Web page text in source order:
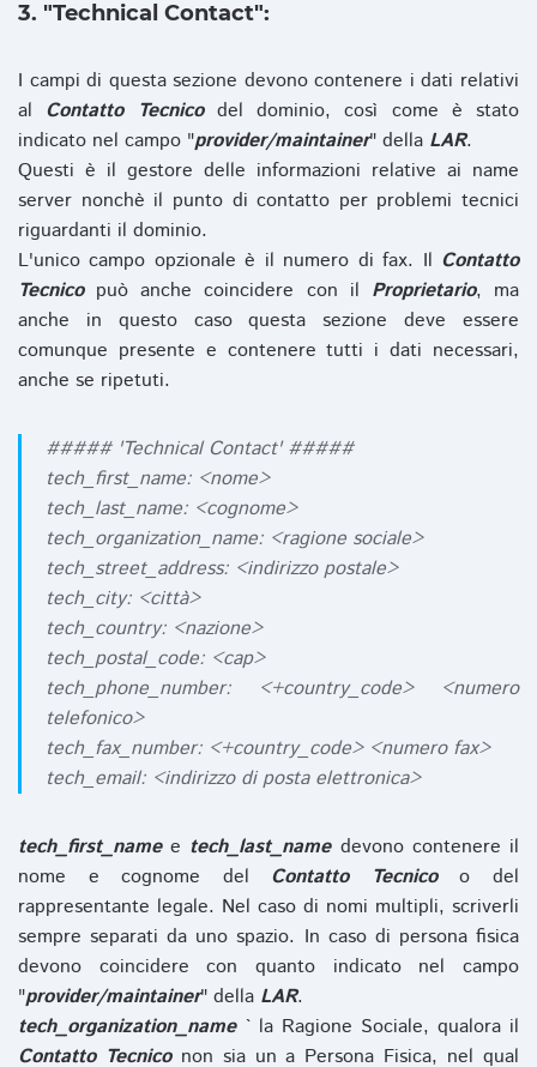
3. "Technical Contact":
I campi di questa sezione devono contenere i dati relativi
al Contatto Tecnicodel dominio, così come è stato
indicato nel campo "provider/maintainer" della LAR.
Questi è il gestore delle informazioni relative ai name
server nonchè il punto di contatto per problemi tecnici
riguardanti il dominio.
L'unico campo opzionale è il numero di fax. Il Contatto
Tecnicopuò anche coincidere con il Proprietario, ma
anche in questo caso questa sezione deve essere
comunque presente e contenere tutti i dati necessari,
anche se ripetuti.
##### 'Technical Contact' #####
tech_first_name: <nome>
tech_last_name: <cognome>
tech_organization_name: <ragione sociale>
tech_street_address: <indirizzo postale>
tech_city: <città>
tech_country: <nazione>
tech_postal_code: <cap>
tech_phone_number: <+country_code> <numero
telefonico>
tech_fax_number: <+country_code> <numero fax>
tech_email: <indirizzo di posta elettronica>
tech_first_namee tech_last_namedevono contenere il
nome e cognome del Contatto Tecnicoo del
rappresentante legale. Nel caso di nomi multipli, scriverli
sempre separati da uno spazio. In caso di persona fisica
devono coincidere con quanto indicato nel campo
"provider/maintainer" della LAR.
tech_organization_name` la Ragione Sociale, qualora il
Contatto Tecniconon sia un a Persona Fisica, nel qual